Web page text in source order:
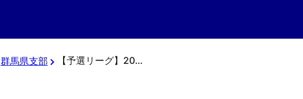
群馬県支部 【予選リーグ】2022群馬県支部フレッシュ1年生大会